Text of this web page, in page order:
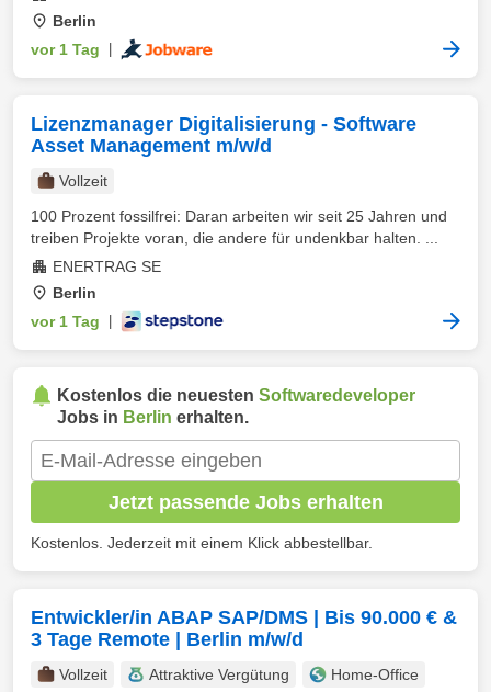
Berlin
vor 1 Tag
Lizenzmanager Digitalisierung - Software
Asset Management m/w/d
Vollzeit
100 Prozent fossilfrei: Daran arbeiten wir seit 25 Jahren und
treiben Projekte voran, die andere für undenkbar halten. ...
ENERTRAG SE
Berlin
vor 1 Tag
Kostenlos die neuesten Softwaredeveloper
Jobs in Berlin erhalten.
Jetzt passende Jobs erhalten
Kostenlos. Jederzeit mit einem Klick abbestellbar.
Entwickler/in ABAP SAP/DMS | Bis 90.000 € &
3 Tage Remote | Berlin m/w/d
Vollzeit Attraktive Vergütung
Home-Office